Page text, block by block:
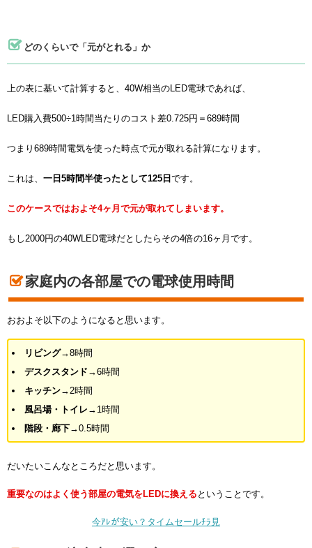
どのくらいで「元がとれる」か
上の表に基いて計算すると、40W相当のLED電球であれば、
LED購入費500÷1時間当たりのコスト差0.725円＝689時間
つまり689時間電気を使った時点で元が取れる計算になります。
これは、 一日5時間半使ったとして125日 です。
このケースではおよそ4ヶ月で元が取れてしまいます。
もし2000円の40WLED電球だとしたらその4倍の16ヶ月です。
家庭内の各部屋での電球使用時間
おおよそ以下のようになると思います。
リビング→8時間
デスクスタンド →6時間
キッチン→2時間
風呂場・トイレ →1時間
階段・廊下→0.5時間
だいたいこんなところだと思います。
重要なのはよく使う部屋の電気をLEDに換える ということです。
今ｱﾚが安い？タイムセールﾁﾗ見